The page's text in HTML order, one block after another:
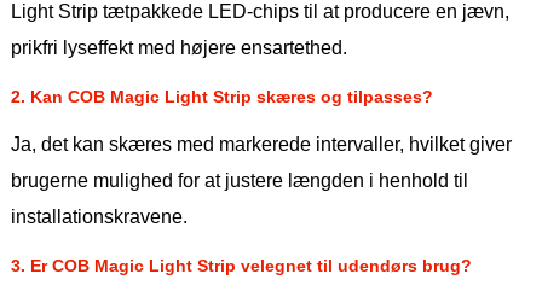
Light Strip tætpakkede LED-chips til at producere en jævn,
prikfri lyseffekt med højere ensartethed.
2. Kan COB Magic Light Strip skæres og tilpasses?
Ja, det kan skæres med markerede intervaller, hvilket giver
brugerne mulighed for at justere længden i henhold til
installationskravene.
3. Er COB Magic Light Strip velegnet til udendørs brug?